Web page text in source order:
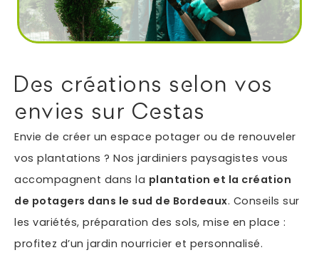
Des créations selon vos
envies sur Cestas
Envie de créer un espace potager ou de renouveler
vos plantations ? Nos jardiniers paysagistes vous
accompagnent dans la plantation et la création
de potagers dans le sud de Bordeaux. Conseils sur
les variétés, préparation des sols, mise en place :
profitez d’un jardin nourricier et personnalisé.
Informations supplémentaires du besoin
En soumettant ce formulaire, j'accepte que les
de ma demande.*